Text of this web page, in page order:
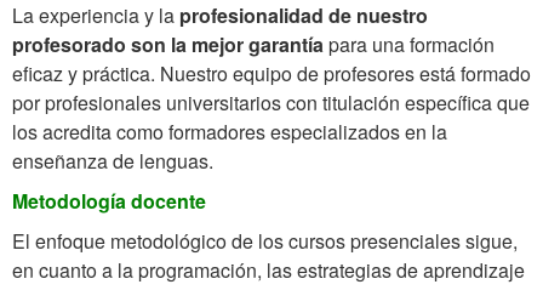
La experiencia y la profesionalidad de nuestro
profesorado son la mejor garantíapara una formación
eficaz y práctica. Nuestro equipo de profesores está formado
por profesionales universitarios con titulación específica que
los acredita como formadores especializados en la
enseñanza de lenguas.
Metodología docente
El enfoque metodológico de los cursos presenciales sigue,
en cuanto a la programación, las estrategias de aprendizaje